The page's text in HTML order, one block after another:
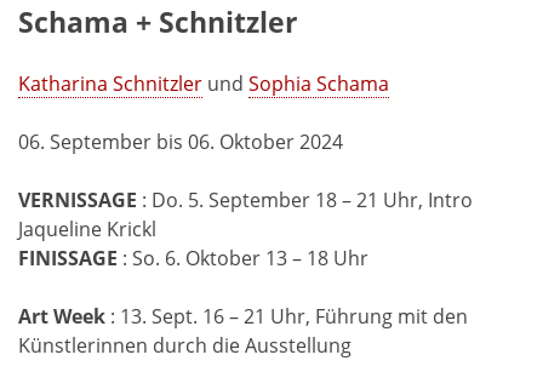
Schama + Schnitzler
Katharina Schnitzler und Sophia Schama
06. September bis 06. Oktober 2024
VERNISSAGE : Do. 5. September 18 – 21 Uhr, Intro
Jaqueline Krickl
FINISSAGE : So. 6. Oktober 13 – 18 Uhr
Art Week : 13. Sept. 16 – 21 Uhr, Führung mit den
Künstlerinnen durch die Ausstellung